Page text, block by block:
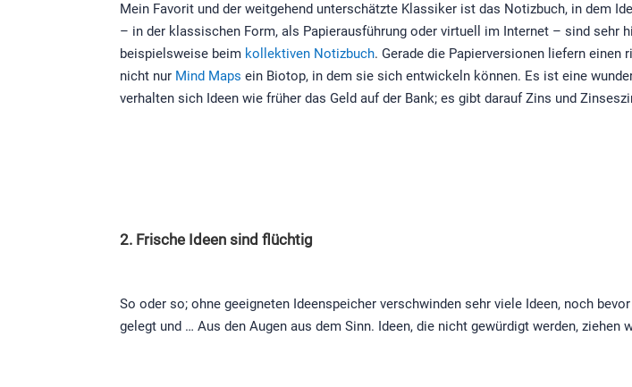
Mein Favorit und der weitgehend unterschätzte Klassiker ist das Notizbuch, in dem
– in der klassischen Form, als Papierausführung oder virtuell im Internet – sind sehr
beispielsweise beim kollektiven Notizbuch. Gerade die Papierversionen liefern einen
nicht nur Mind Maps ein Biotop, in dem sie sich entwickeln können. Es ist eine
verhalten sich Ideen wie früher das Geld auf der Bank; es gibt darauf Zins und
2. Frische Ideen sind flüchtig
So oder so; ohne geeigneten Ideenspeicher verschwinden sehr viele Ideen, noch
gelegt und … Aus den Augen aus dem Sinn. Ideen, die nicht gewürdigt werden, ziehen